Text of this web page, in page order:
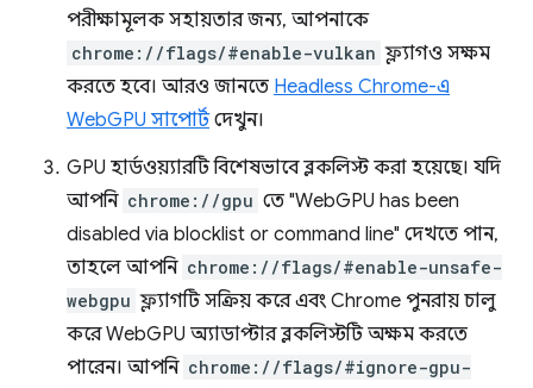
পরীক্ষামূলক সহায়তার জন্য, আপনাকে
chrome://flags/#enable-vulkan ফ্ল্যাগও সক্ষম
করতে হবে। আরও জানতে Headless Chrome-এ
WebGPU সাপোর্টদেখুন।
GPU হার্ডওয়্যারটি বিশেষভাবে ব্লকলিস্ট করা হয়েছে। যদি
আপনি chrome://gpu তে "WebGPU has been
disabled via blocklist or command line" দেখতে পান,
তাহলে আপনি chrome://flags/#enable-unsafe-
webgpu ফ্ল্যাগটি সক্রিয় করে এবং Chrome পুনরায় চালু
করে WebGPU অ্যাডাপ্টার ব্লকলিস্টটি অক্ষম করতে
পারেন। আপনি chrome://flags/#ignore-gpu-